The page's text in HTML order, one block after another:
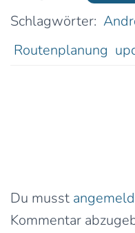
Schlagwörter:
Routenplanung
Du musst
Kommentar